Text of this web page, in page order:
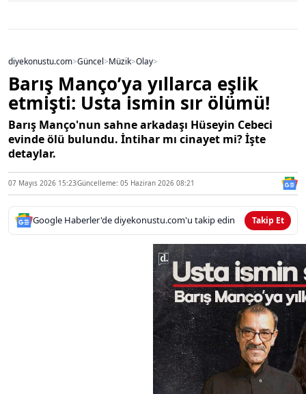
diyekonustu.com>Güncel>Müzik>Olay>
Barış Manço’ya yıllarca eşlik
etmişti: Usta ismin sır ölümü!
Barış Manço'nun sahne arkadaşı Hüseyin Cebeci
evinde ölü bulundu. İntihar mı cinayet mi? İşte
detaylar.
07 Mayıs 2026 15:23Güncelleme: 05 Haziran 2026 08:21
Google Haberler'de diyekonustu.com'u takip edin Takip Et